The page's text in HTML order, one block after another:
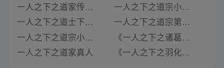
一人之下之道家传人小说
一人之下之道士下山小说免费阅读
一人之下之道宗小说全文免费阅读
一人之下之道家真人
一人之下之道宗小说最新章节
一人之下之道宗第八区txt
《一人之下之诸葛》类似推荐
《一人之下之羽化》类似推荐